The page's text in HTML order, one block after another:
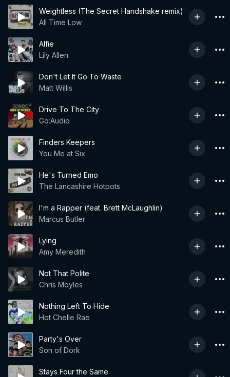
Weightless (The Secret Handshake remix)
All Time Low
Alfie
Lily Allen
Don't Let It Go To Waste
Matt Willis
Drive To The City
Go:Audio
Finders Keepers
You Me at Six
He's Turned Emo
The Lancashire Hotpots
I'm a Rapper (feat. Brett McLaughlin)
Marcus Butler
Lying
Amy Meredith
Not That Polite
Chris Moyles
Nothing Left To Hide
Hot Chelle Rae
Party's Over
Son of Dork
Stays Four the Same